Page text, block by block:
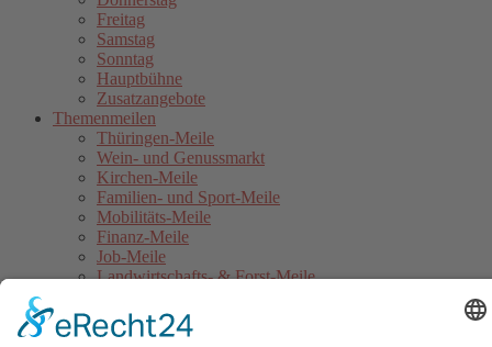
Freitag
Samstag
Sonntag
Hauptbühne
Zusatzangebote
Themenmeilen
Thüringen-Meile
Wein- und Genussmarkt
Kirchen-Meile
Familien- und Sport-Meile
Mobilitäts-Meile
Finanz-Meile
Job-Meile
Landwirtschafts- & Forst-Meile
Blaulicht-Meile
Politik- & Europa-Meile